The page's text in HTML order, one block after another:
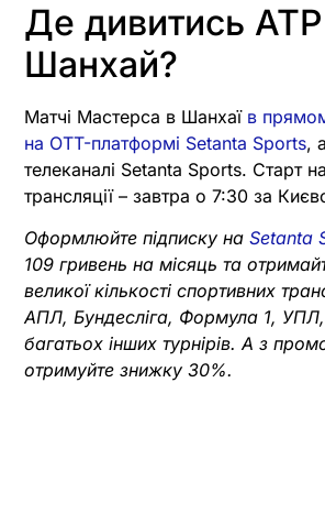
Де дивитись ATP
Шанхай?
Матчі Мастерса в Шанхаї в
на OTT-платформі Setanta Sports,
телеканалі Setanta Sports. Старт
трансляції – завтра о 7:30 за
Оформлюйте підписку на Setanta
109 гривень на місяць та
великої кількості спортивних
АПЛ, Бундесліга, Формула 1,
багатьох інших турнірів. А з
отримуйте знижку 30%.